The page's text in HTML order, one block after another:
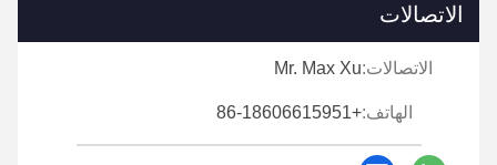
الاتصالات
الاتصالات:Mr. Max Xu
الهاتف:+86-18606615951